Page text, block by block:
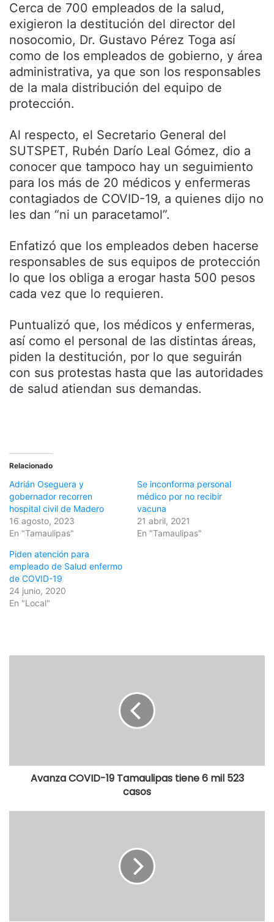
Cerca de 700 empleados de la salud,
exigieron la destitución del director del
nosocomio, Dr. Gustavo Pérez Toga así
como de los empleados de gobierno, y área
administrativa, ya que son los responsables
de la mala distribución del equipo de
protección.
Al respecto, el Secretario General del
SUTSPET, Rubén Darío Leal Gómez, dio a
conocer que tampoco hay un seguimiento
para los más de 20 médicos y enfermeras
contagiados de COVID-19, a quienes dijo no
les dan “ni un paracetamol”.
Enfatizó que los empleados deben hacerse
responsables de sus equipos de protección
lo que los obliga a erogar hasta 500 pesos
cada vez que lo requieren.
Puntualizó que, los médicos y enfermeras,
así como el personal de las distintas áreas,
piden la destitución, por lo que seguirán
con sus protestas hasta que las autoridades
de salud atiendan sus demandas.
Relacionado
Adrián Oseguera y
gobernador recorren
hospital civil de Madero
16 agosto, 2023
En "Tamaulipas"
Se inconforma personal
médico por no recibir
vacuna
21 abril, 2021
En "Tamaulipas"
Piden atención para
empleado de Salud enfermo
de COVID-19
24 junio, 2020
En "Local"
Avanza COVID-19 Tamaulipas tiene 6 mil 523
casos